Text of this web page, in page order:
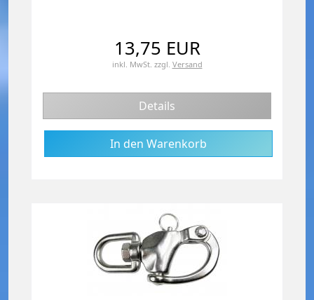
13,75 EUR
inkl. MwSt. zzgl. Versand
Details